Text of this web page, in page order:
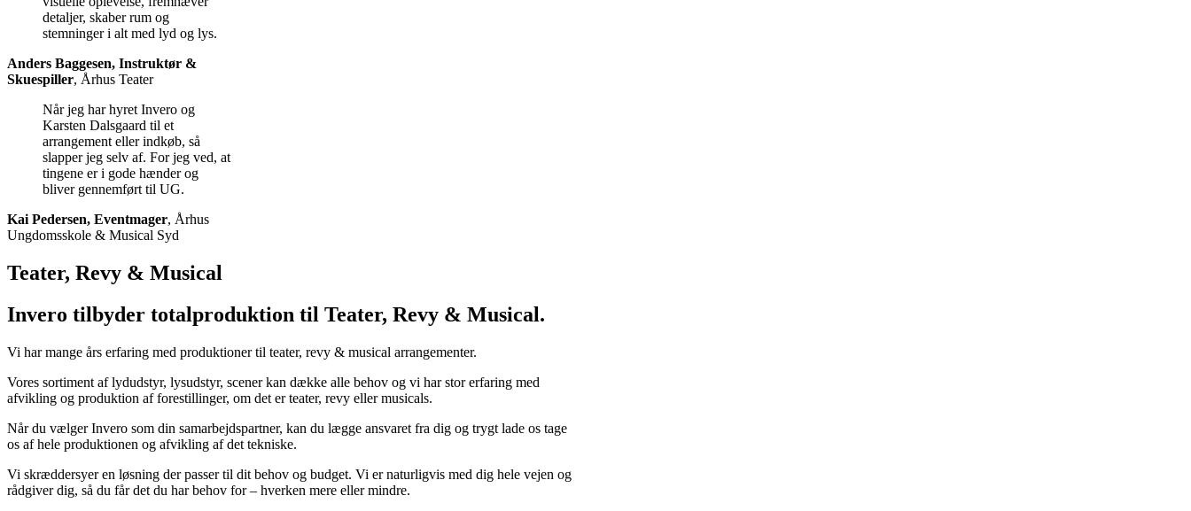
detaljer, skaber rum og
stemninger i alt med lyd og lys.
Anders Baggesen, Instruktør &
Skuespiller, Århus Teater
Når jeg har hyret Invero og
Karsten Dalsgaard til et
arrangement eller indkøb, så
slapper jeg selv af. For jeg ved, at
tingene er i gode hænder og
bliver gennemført til UG.
Kai Pedersen, Eventmager, Århus
Ungdomsskole & Musical Syd
Teater, Revy & Musical
Invero tilbyder totalproduktion til Teater, Revy & Musical.
Vi har mange års erfaring med produktioner til teater, revy & musical arrangementer.
Vores sortiment af lydudstyr, lysudstyr, scener kan dække alle behov og vi har stor erfaring med
afvikling og produktion af forestillinger, om det er teater, revy eller musicals.
Når du vælger Invero som din samarbejdspartner, kan du lægge ansvaret fra dig og trygt lade os tage
os af hele produktionen og afvikling af det tekniske.
Vi skræddersyer en løsning der passer til dit behov og budget. Vi er naturligvis med dig hele vejen og
rådgiver dig, så du får det du har behov for – hverken mere eller mindre.